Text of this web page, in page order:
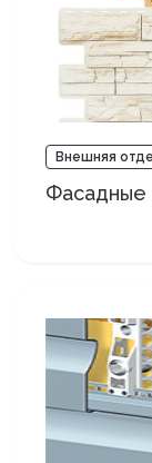
Внешняя
Фасадные